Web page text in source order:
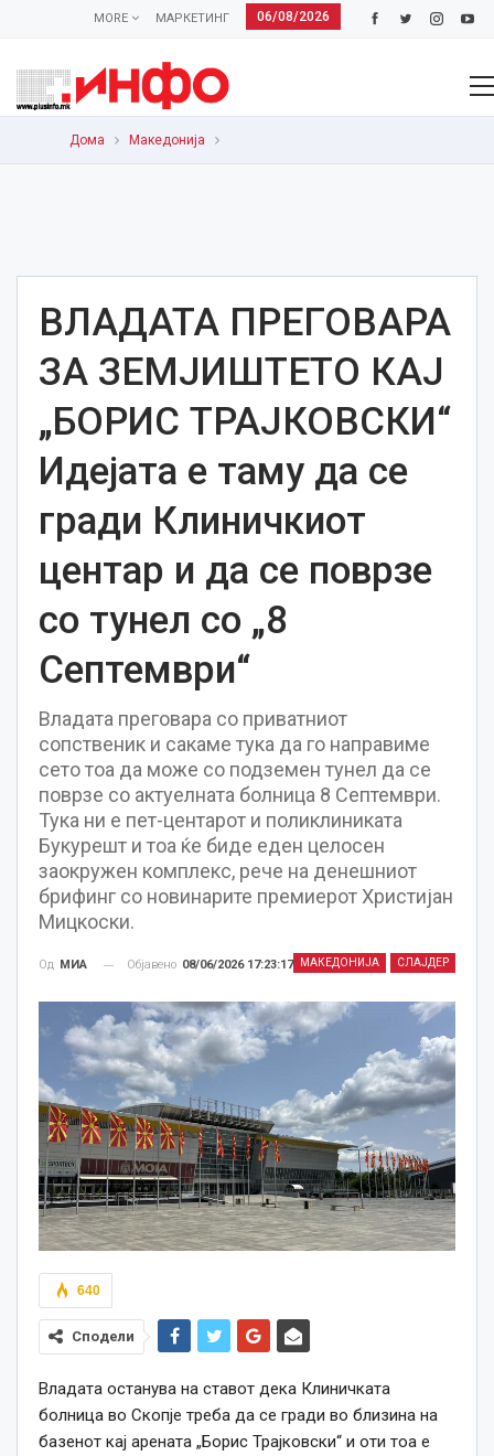
06/08/2026
МАРКЕТИНГ
MORE
Дома Македонија
ВЛАДАТА ПРЕГОВАРА
ЗА ЗЕМЈИШТЕТО КАЈ
„БОРИС ТРАЈКОВСКИ“
Идејата е таму да се
гради Клиничкиот
центар и да се поврзе
со тунел со „8
Септември“
Владата преговара со приватниот
сопственик и сакаме тука да го направиме
сето тоа да може со подземен тунел да се
поврзе со актуелната болница 8 Септември.
Тука ни е пет-центарот и поликлиниката
Букурешт и тоа ќе биде еден целосен
заокружен комплекс, рече на денешниот
брифинг со новинарите премиерот Христијан
Мицкоски.
МАКЕДОНИЈА СЛАЈДЕР
Од МИА Објавено 08/06/2026 17:23:17
640
Сподели
Владата останува на ставот дека Клиничката
болница во Скопје треба да се гради во близина на
базенот кај арената „Борис Трајковски“ и оти тоа е